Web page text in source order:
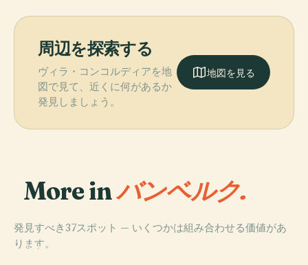
周辺を探索する
ヴィラ・コンコルディアを地
図で見て、近くに何があるか
発見しましょう。
地図を見る
More inバンベルク.
発見すべき37スポット — いくつかは組み合わせる価値があ
ります。
PLACE
PLACE
PLACE